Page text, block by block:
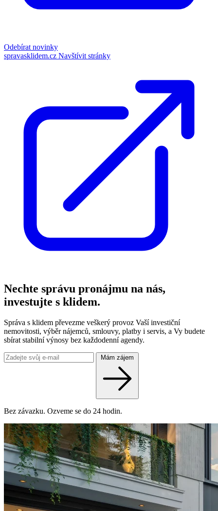
Odebírat novinky
spravasklidem.cz Navštívit stránky
Nechte správu pronájmu na nás,
investujte s klidem.
Správa s klidem převezme veškerý provoz Vaší investiční
nemovitosti, výběr nájemců, smlouvy, platby i servis, a Vy budete
sbírat stabilní výnosy bez každodenní agendy.
Mám zájem
Bez závazku. Ozveme se do 24 hodin.